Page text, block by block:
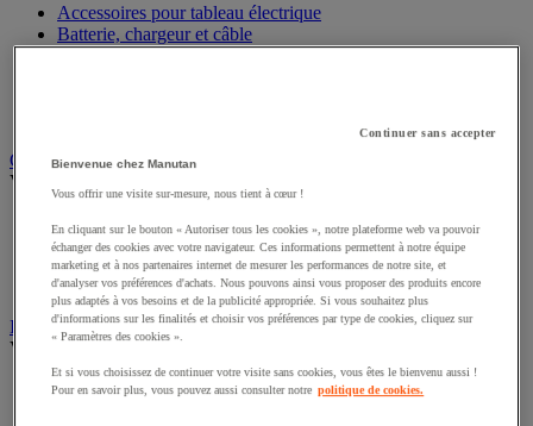
Accessoires pour tableau électrique
Batterie, chargeur et câble
Câble électrique
Graissage et lubrifiant
Voir toute la catégorie
Anti-adhérent
Graisse et huile
Lubrifiant et dégrippant
Outils de graissage
Instrument de mesure
Voir toute la catégorie
Balance industrielle
Continuer sans accepter
Bienvenue chez Manutan
Vous offrir une visite sur-mesure, nous tient à cœur !
En cliquant sur le bouton « Autoriser tous les cookies », notre plateforme web va pouvoir
échanger des cookies avec votre navigateur. Ces informations permettent à notre équipe
marketing et à nos partenaires internet de mesurer les performances de notre site, et
d'analyser vos préférences d'achats. Nous pouvons ainsi vous proposer des produits encore
plus adaptés à vos besoins et de la publicité appropriée. Si vous souhaitez plus
d'informations sur les finalités et choisir vos préférences par type de cookies, cliquez sur
« Paramètres des cookies ».
Et si vous choisissez de continuer votre visite sans cookies, vous êtes le bienvenu aussi !
Pour en savoir plus, vous pouvez aussi consulter notre politique de cookies.